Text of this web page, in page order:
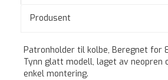
Produsent
Patronholder til kolbe, Beregnet for
Tynn glatt modell, laget av neopren
enkel montering.